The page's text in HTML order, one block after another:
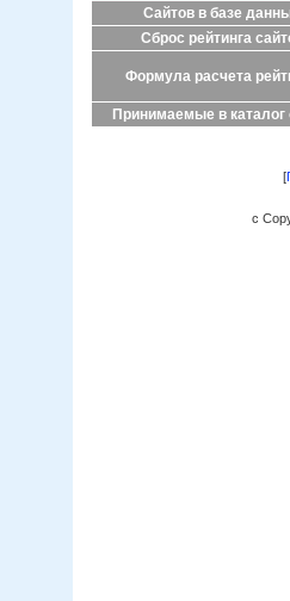
Сайтов в базе
Сброс рейтинга
Формула расчета
Принимаемые в каталог
[
c